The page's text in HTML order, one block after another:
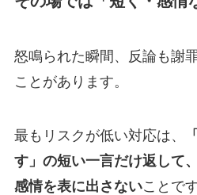
怒鳴られた瞬間、反論も謝
ことがあります。
最もリスクが低い対応は、
す」の短い一言だけ返して、
感情を表に出さないことです